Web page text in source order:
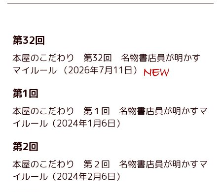
第32回
本屋のこだわり 第32回 名物書店員が明かす
マイルール （2026年7月11日）
第1回
本屋のこだわり 第１回 名物書店員が明かすマ
イルール （2024年1月6日）
第2回
本屋のこだわり 第２回 名物書店員が明かすマ
イルール （2024年2月6日）